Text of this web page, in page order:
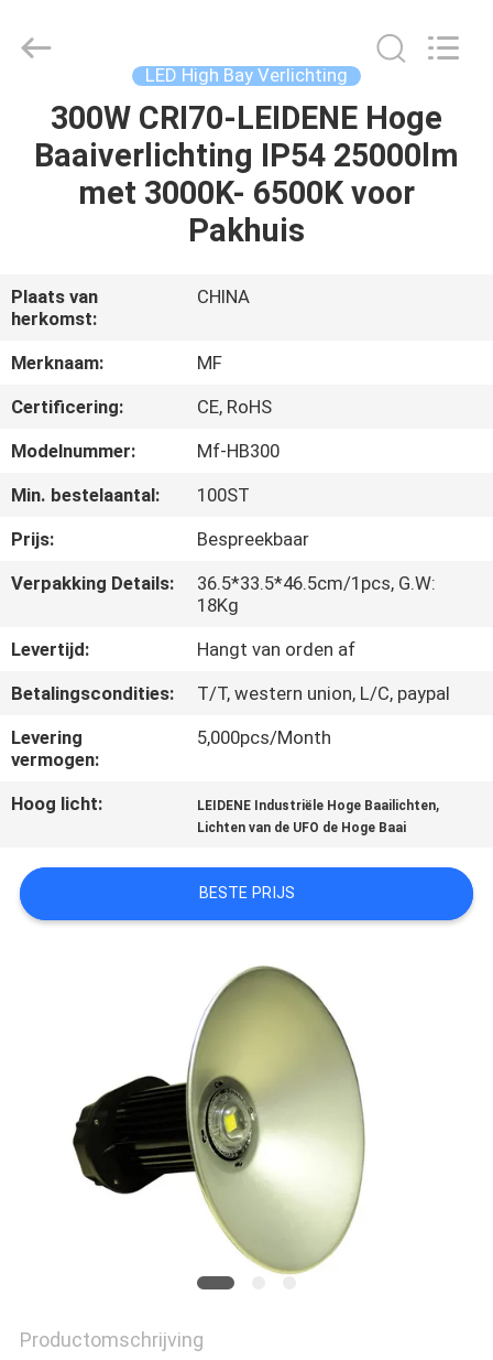
HUIS
PRODUCTEN
OVER
ONS
FABRIEKSREIS
KWALITEITSCONTROLE
CONTACTEER
VERZOEK
OM EEN
CITAAT
PRIVACY
Co.,Ltd..
LED High Bay Verlichting
300W CRI70-LEIDENE Hoge
Baaiverlichting IP54 25000lm
met 3000K- 6500K voor
Pakhuis
Plaats van
herkomst:
CHINA
Merknaam:
MF
Certificering:
CE, RoHS
Modelnummer:
Mf-HB300
Min. bestelaantal:
100ST
Prijs:
Bespreekbaar
Verpakking Details:
36.5*33.5*46.5cm/1pcs, G.W:
18Kg
Levertijd:
Hangt van orden af
Betalingscondities:
T/T, western union, L/C, paypal
Levering
vermogen:
5,000pcs/Month
Hoog licht: LEIDENE Industriële Hoge Baailichten,
Lichten van de UFO de Hoge Baai
BESTE PRIJS
Productomschrijving